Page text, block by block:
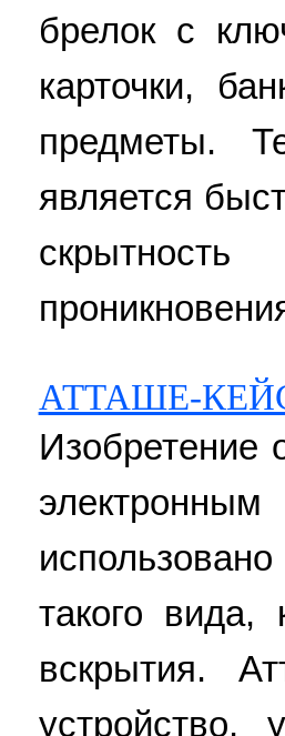
брелок с
карточки,
предметы.
является
АТТАШЕ-
Изобретение
такого вида,
вскрытия.
устройство,